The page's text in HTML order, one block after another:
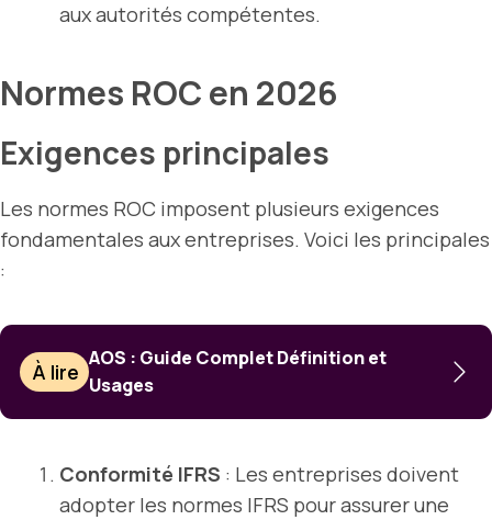
aux autorités compétentes.
Normes ROC en 2026
Exigences principales
Les normes ROC imposent plusieurs exigences
fondamentales aux entreprises. Voici les principales
:
À lire
AOS : Guide Complet Définition et
Usages
Conformité IFRS : Les entreprises doivent
adopter les normes IFRS pour assurer une